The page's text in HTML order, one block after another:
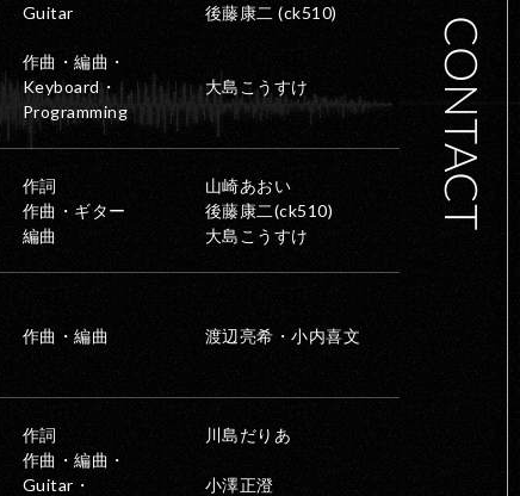
CONTACT
Guitar 後藤康二 (ck510)
作曲・編曲・
Keyboard・
Programming
大島こうすけ
作詞
山崎あおい
作曲・ギター
後藤康二(ck510)
編曲
大島こうすけ
作曲・編曲 渡辺亮希・小内喜文
作詞
川島だりあ
作曲・編曲・
Guitar・
小澤正澄